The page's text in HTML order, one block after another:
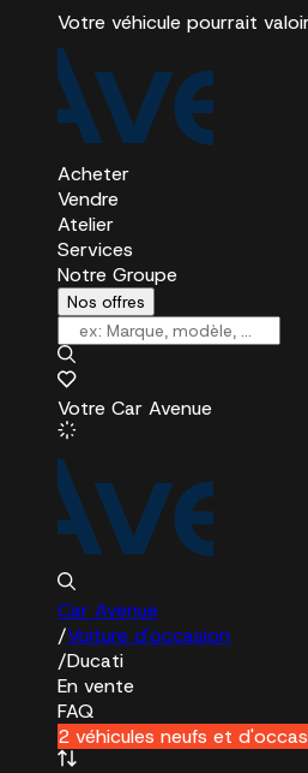
Votre véhicule pourrait
Acheter
Vendre
Atelier
Services
Notre Groupe
Nos offres
Votre Car Avenue
Car Avenue
/Voiture d'occasion
/Ducati
En vente
FAQ
2 véhicules neufs et